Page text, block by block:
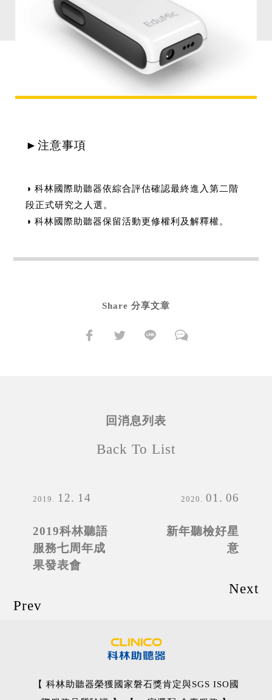
►注意事項
◑ 科林國際助聽器依綜合評估確認最終進入第二階
段正式研究之人選。
◑ 科林國際助聽器保留活動更修權利及解釋權。
Share 分享文章
2019 12 14
2019科林聽語
服務七周年成
果發表會
Prev
回消息列表
Back To List
2020 01 06
新年聽檢好星
意
Next
【 科林助聽器榮獲國家磐石獎肯定與SGS ISO國